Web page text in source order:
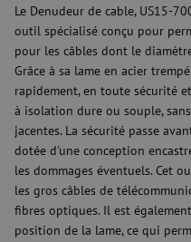
Le Denudeur de cable, US15-
outil spécialisé conçu pour
pour les câbles dont le
Grâce à sa lame en acier
rapidement, en toute sécurité
à isolation dure ou souple,
jacentes. La sécurité passe
dotée d'une conception
les dommages éventuels. Cet
les gros câbles de
fibres optiques. Il est
position de la lame, ce qui